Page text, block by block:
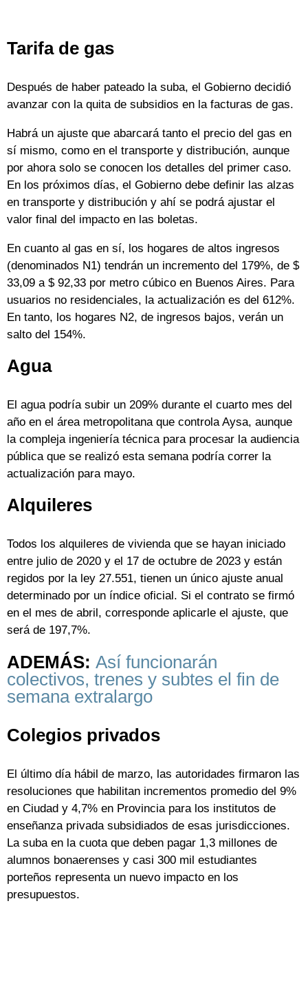
Tarifa de gas
Después de haber pateado la suba, el Gobierno decidió
avanzar con la quita de subsidios en la facturas de gas.
Habrá un ajuste que abarcará tanto el precio del gas en
sí mismo, como en el transporte y distribución, aunque
por ahora solo se conocen los detalles del primer caso.
En los próximos días, el Gobierno debe definir las alzas
en transporte y distribución y ahí se podrá ajustar el
valor final del impacto en las boletas.
En cuanto al gas en sí, los hogares de altos ingresos
(denominados N1) tendrán un incremento del 179%, de $
33,09 a $ 92,33 por metro cúbico en Buenos Aires. Para
usuarios no residenciales, la actualización es del 612%.
En tanto, los hogares N2, de ingresos bajos, verán un
salto del 154%.
Agua
El agua podría subir un 209% durante el cuarto mes del
año en el área metropolitana que controla Aysa, aunque
la compleja ingeniería técnica para procesar la audiencia
pública que se realizó esta semana podría correr la
actualización para mayo.
Alquileres
Todos los alquileres de vivienda que se hayan iniciado
entre julio de 2020 y el 17 de octubre de 2023 y están
regidos por la ley 27.551, tienen un único ajuste anual
determinado por un índice oficial. Si el contrato se firmó
en el mes de abril, corresponde aplicarle el ajuste, que
será de 197,7%.
ADEMÁS: Así funcionarán
colectivos, trenes y subtes el fin de
semana extralargo
Colegios privados
El último día hábil de marzo, las autoridades firmaron las
resoluciones que habilitan incrementos promedio del 9%
en Ciudad y 4,7% en Provincia para los institutos de
enseñanza privada subsidiados de esas jurisdicciones.
La suba en la cuota que deben pagar 1,3 millones de
alumnos bonaerenses y casi 300 mil estudiantes
porteños representa un nuevo impacto en los
presupuestos.